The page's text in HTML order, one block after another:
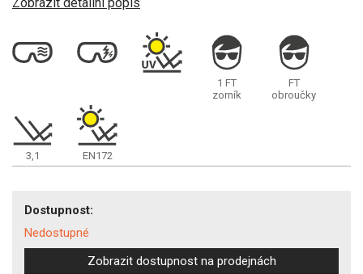
1 FT
zorník
FT
obroučky
3,1 EN172
Dostupnost:
Nedostupné
Zobrazit dostupnost na prodejnách